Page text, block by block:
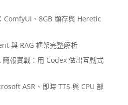
、8GB 顯存與 Heretic
與 RAG 框架完整解析
報實戰：用 Codex 做出互動式
ASR、即時 TTS 與 CPU 部